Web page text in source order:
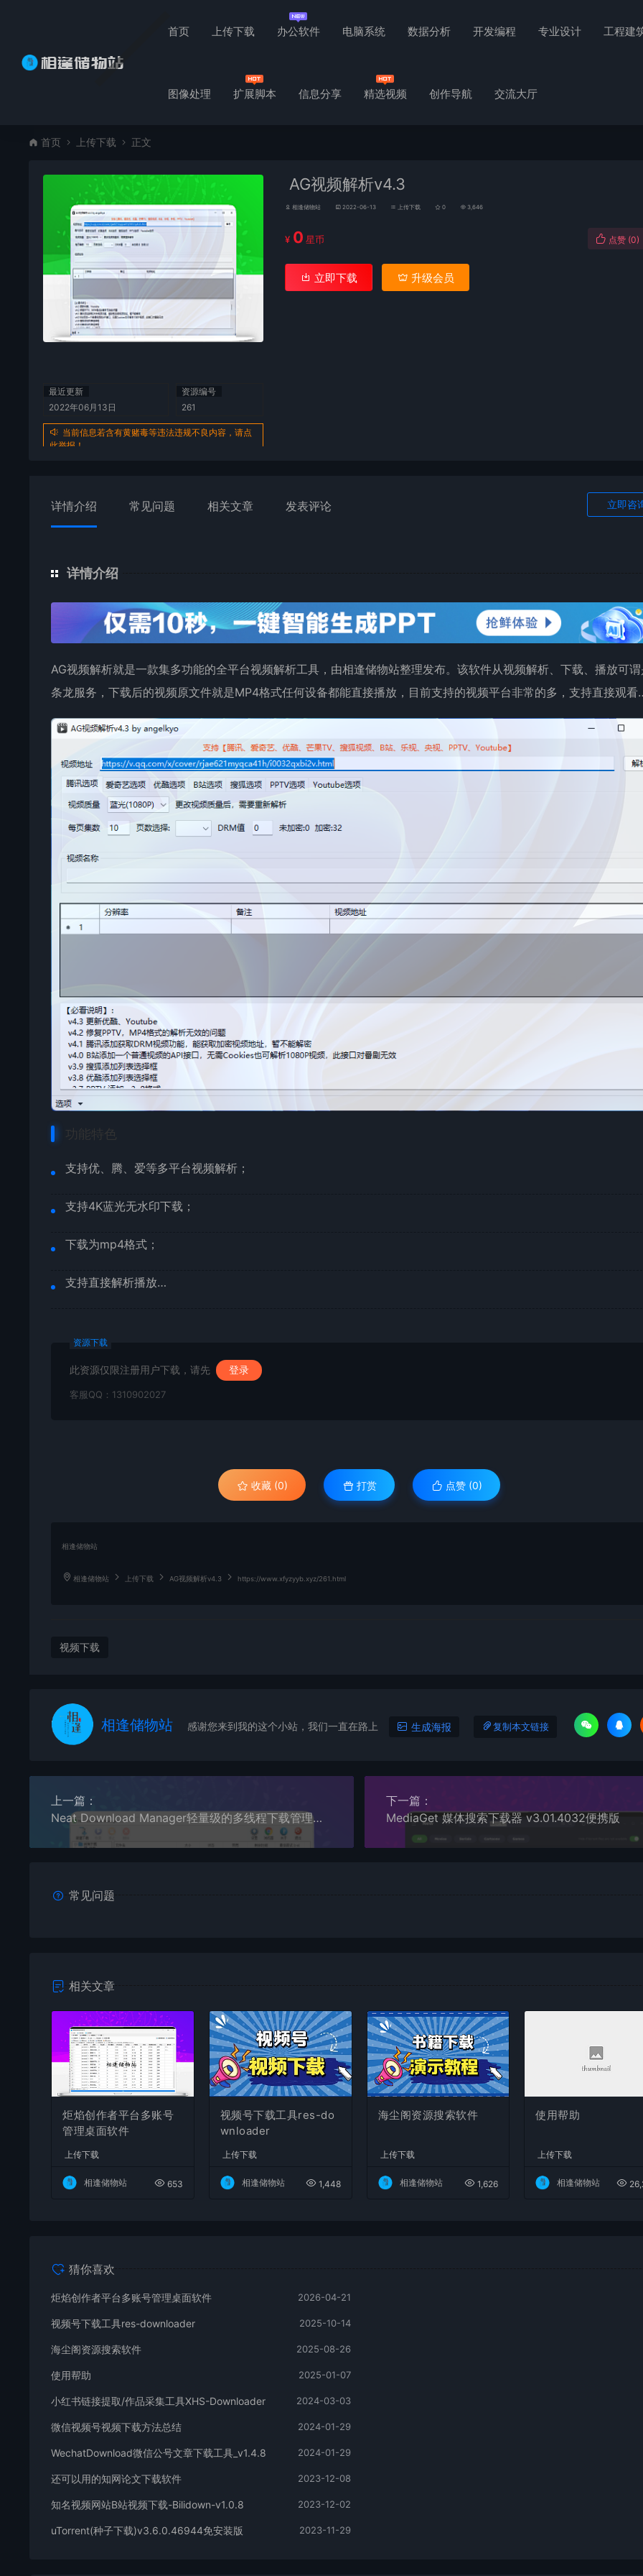
首页 上传下载 办公软件 电脑系统 数据分析 开发编程 专业设计 工程建
图像处理 扩展脚本 信息分享 精选视频 创作导航 交流大厅
首页 上传下载 正文
最近更新
2022年06月13日
资源编号
261
当前信息若含有黄赌毒等违法违规不良内容，请点
此举报！
AG视频解析v4.3
相逢储物站 2022-06-13 上传下载 0 3,646
¥ 0 星币 点赞 (0)
立即下载 升级会员
详情介绍 常见问题 相关文章 发表评论 立即咨
详情介绍
AG视频解析就是一款集多功能的全平台视频解析工具，由相逢储物站整理发布。该软件从视频解析、下载、播放可
条龙服务，下载后的视频原文件就是MP4格式任何设备都能直接播放，目前支持的视频平台非常的多，支持直接观
功能特色
支持优、腾、爱等多平台视频解析；
支持4K蓝光无水印下载；
下载为mp4格式；
支持直接解析播放…
资源下载
此资源仅限注册用户下载，请先 登录
客服QQ：1310902027
收藏 (0) 打赏 点赞 (0)
相逢储物站
相逢储物站 上传下载 AG视频解析v4.3 https://www.xfyzyyb.xyz/261.html
视频下载
相逢储物站 感谢您来到我的这个小站，我们一直在路上 生成海报 复制本文链接
上一篇：
Neat Download Manager轻量级的多线程下载管理器汉化版本
下一篇：
MediaGet 媒体搜索下载器 v3.01.4032便携版
常见问题
相关文章
炬焰创作者平台多账号
管理桌面软件
上传下载
相逢储物站 653
视频号下载工具res-do
wnloader
上传下载
相逢储物站 1,448
海尘阁资源搜索软件
上传下载
相逢储物站 1,626
使用帮助
上传下载
相逢储物站
猜你喜欢
炬焰创作者平台多账号管理桌面软件 2026-04-21
视频号下载工具res-downloader 2025-10-14
海尘阁资源搜索软件 2025-08-26
使用帮助 2025-01-07
小红书链接提取/作品采集工具XHS-Downloader 2024-03-03
微信视频号视频下载方法总结 2024-01-29
WechatDownload微信公号文章下载工具_v1.4.8 2024-01-29
还可以用的知网论文下载软件 2023-12-08
知名视频网站B站视频下载-Bilidown-v1.0.8 2023-12-02
uTorrent(种子下载)v3.6.0.46944免安装版 2023-11-29